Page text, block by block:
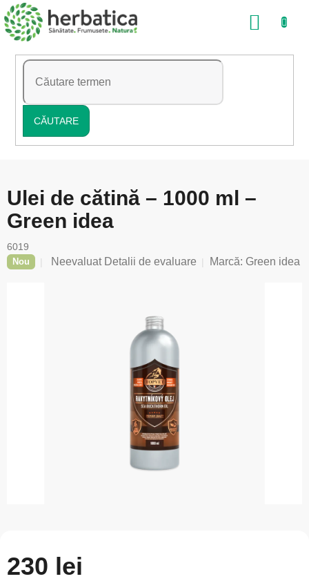
Treci
la
conținut
CĂUTARE
COŞ
Ulei de cătină – 1000 ml –
Green idea
6019
Nou
Evaluarea
Neevaluat Detalii de evaluare Marcă: Green idea
230 lei